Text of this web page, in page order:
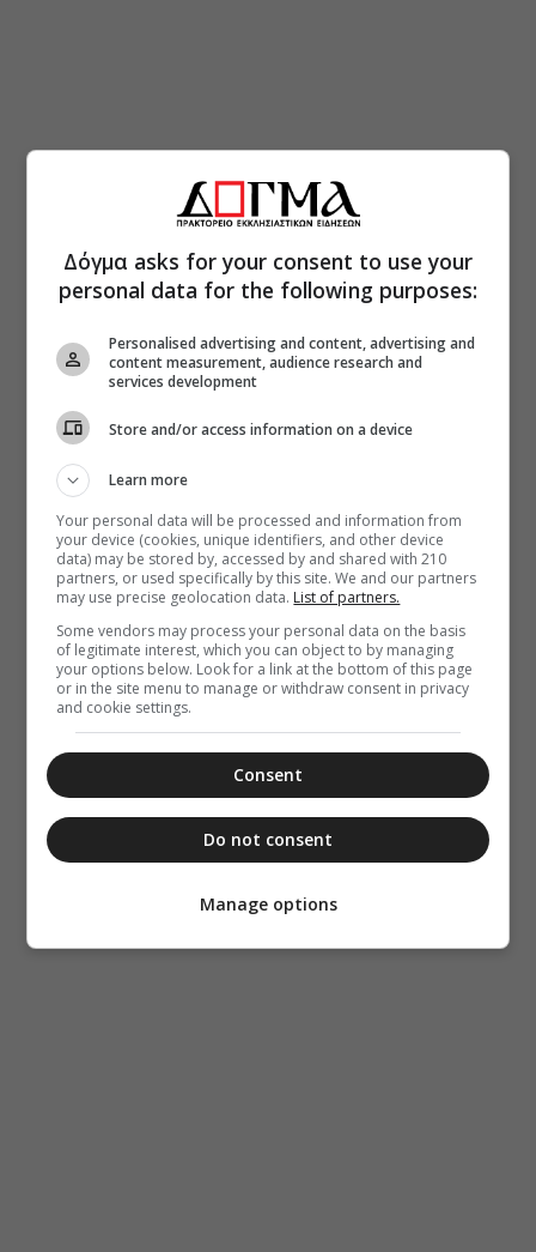
Δόγμα asks for your consent to use your
personal data for the following purposes:
Personalised advertising and content, advertising and
content measurement, audience research and
services development
Store and/or access information on a device
Learn more
Your personal data will be processed and information from
your device (cookies, unique identifiers, and other device
data) may be stored by, accessed by and shared with 210
partners, or used specifically by this site. We and our partners
may use precise geolocation data. List of partners.
Some vendors may process your personal data on the basis
of legitimate interest, which you can object to by managing
your options below. Look for a link at the bottom of this page
or in the site menu to manage or withdraw consent in privacy
and cookie settings.
Consent
Do not consent
Manage options